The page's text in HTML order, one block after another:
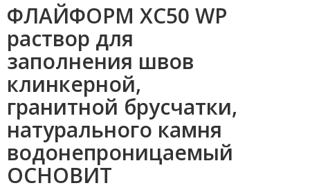
ФЛАЙФОРМ XC50 WP
раствор для
заполнения швов
клинкерной,
гранитной брусчатки,
натурального камня
водонепроницаемый
ОСНОВИТ